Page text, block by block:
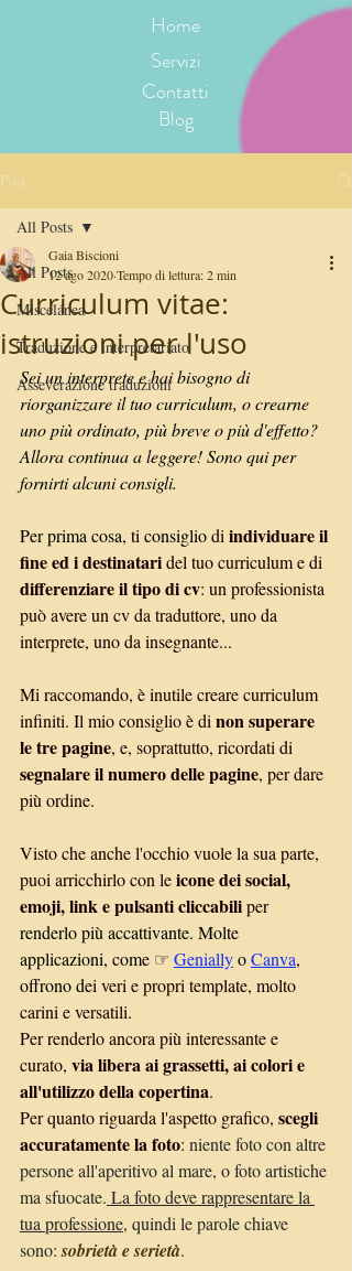
Home
Servizi
Contatti
Blog
Post
All Posts
Miscelánea
Traduzione e interpretariato
Asseverazione traduzioni
All Posts
Curriculum vitae:
istruzioni per l'uso
Gaia Biscioni
12 ago 2020Tempo di lettura: 2 min
Sei un interprete e hai bisogno di
riorganizzare il tuo curriculum, o crearne
uno più ordinato, più breve o più d'effetto?
Allora continua a leggere! Sono qui per
fornirti alcuni consigli.
Per prima cosa, ti consiglio di individuare il
fine ed i destinatari del tuo curriculum e di
differenziare il tipo di cv: un professionista
può avere un cv da traduttore, uno da
interprete, uno da insegnante...
Mi raccomando, è inutile creare curriculum
infiniti. Il mio consiglio è di non superare
le tre pagine, e, soprattutto, ricordati di
segnalare il numero delle pagine, per dare
più ordine.
Visto che anche l'occhio vuole la sua parte,
puoi arricchirlo con le icone dei social,
emoji, link e pulsanti cliccabili per
renderlo più accattivante. Molte
applicazioni, come ☞ Geniallyo Canva,
offrono dei veri e propri template, molto
carini e versatili.
Per renderlo ancora più interessante e
curato, via libera ai grassetti, ai colori e
all'utilizzo della copertina.
Per quanto riguarda l'aspetto grafico, scegli
accuratamente la foto: niente foto con altre
persone all'aperitivo al mare, o foto artistiche
ma sfuocate. La foto deve rappresentare la
tua professione, quindi le parole chiave
sono: sobrietà e serietà.